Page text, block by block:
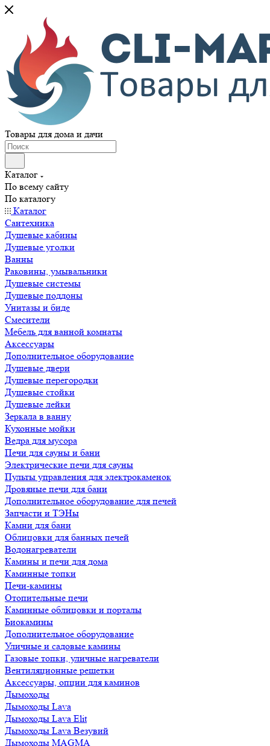
Товары для дома и дачи
Каталог
По всему сайту
По каталогу
Каталог
Сантехника
Душевые кабины
Душевые уголки
Ванны
Раковины, умывальники
Душевые системы
Душевые поддоны
Унитазы и биде
Смесители
Мебель для ванной комнаты
Аксессуары
Дополнительное оборудование
Душевые двери
Душевые перегородки
Душевые стойки
Душевые лейки
Зеркала в ванну
Кухонные мойки
Ведра для мусора
Печи для сауны и бани
Электрические печи для сауны
Пульты управления для электрокаменок
Дровяные печи для бани
Дополнительное оборудование для печей
Запчасти и ТЭНы
Камни для бани
Облицовки для банных печей
Водонагреватели
Камины и печи для дома
Каминные топки
Печи-камины
Отопительные печи
Каминные облицовки и порталы
Биокамины
Дополнительное оборудование
Уличные и садовые камины
Газовые топки, уличные нагреватели
Вентиляционные решетки
Аксессуары, опции для каминов
Дымоходы
Дымоходы Lava
Дымоходы Lava Elit
Дымоходы Lava Везувий
Дымоходы MAGMA